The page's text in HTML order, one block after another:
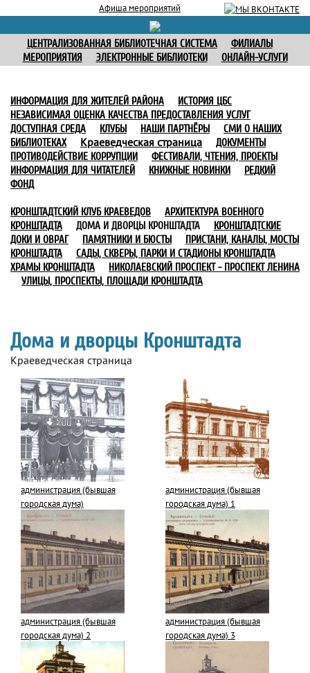
Афиша мероприятий
ЦЕНТРАЛИЗОВАННАЯ БИБЛИОТЕЧНАЯ СИСТЕМА
ФИЛИАЛЫ
МЕРОПРИЯТИЯ
ЭЛЕКТРОННЫЕ БИБЛИОТЕКИ ОНЛАЙН-УСЛУГИ
ИНФОРМАЦИЯ ДЛЯ ЖИТЕЛЕЙ РАЙОНА
ИСТОРИЯ ЦБС
НЕЗАВИСИМАЯ ОЦЕНКА КАЧЕСТВА ПРЕДОСТАВЛЕНИЯ УСЛУГ
ДОСТУПНАЯ СРЕДА
КЛУБЫ НАШИ ПАРТНЁРЫ
СМИ О НАШИХ
БИБЛИОТЕКАХ
Краеведческая страница
ДОКУМЕНТЫ
ПРОТИВОДЕЙСТВИЕ КОРРУПЦИИ
ФЕСТИВАЛИ, ЧТЕНИЯ, ПРОЕКТЫ
ИНФОРМАЦИЯ ДЛЯ ЧИТАТЕЛЕЙ
КНИЖНЫЕ НОВИНКИ
РЕДКИЙ
ФОНД
КРОНШТАДТСКИЙ КЛУБ КРАЕВЕДОВ
АРХИТЕКТУРА ВОЕННОГО
КРОНШТАДТА
ДОМА И ДВОРЦЫ КРОНШТАДТА
КРОНШТАДТСКИЕ
ДОКИ И ОВРАГ
ПАМЯТНИКИ И БЮСТЫ
ПРИСТАНИ, КАНАЛЫ, МОСТЫ
КРОНШТАДТА
САДЫ, СКВЕРЫ, ПАРКИ И СТАДИОНЫ КРОНШТАДТА
ХРАМЫ КРОНШТАДТА
НИКОЛАЕВСКИЙ ПРОСПЕКТ - ПРОСПЕКТ ЛЕНИНА
УЛИЦЫ, ПРОСПЕКТЫ, ПЛОЩАДИ КРОНШТАДТА
Дома и дворцы Кронштадта
Краеведческая страница
администрация (бывшая
городская дума)
администрация (бывшая
городская дума) 1
администрация (бывшая
городская дума) 2
администрация (бывшая
городская дума) 3